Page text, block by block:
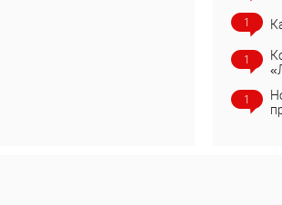
1
1
1